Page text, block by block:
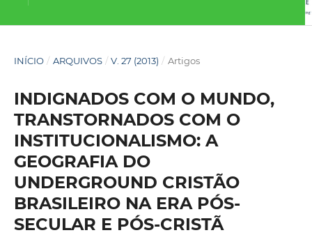
INÍCIO / ARQUIVOS / V. 27 (2013) / Artigos
INDIGNADOS COM O MUNDO,
TRANSTORNADOS COM O
INSTITUCIONALISMO: A
GEOGRAFIA DO
UNDERGROUND CRISTÃO
BRASILEIRO NA ERA PÓS-
SECULAR E PÓS-CRISTÃ